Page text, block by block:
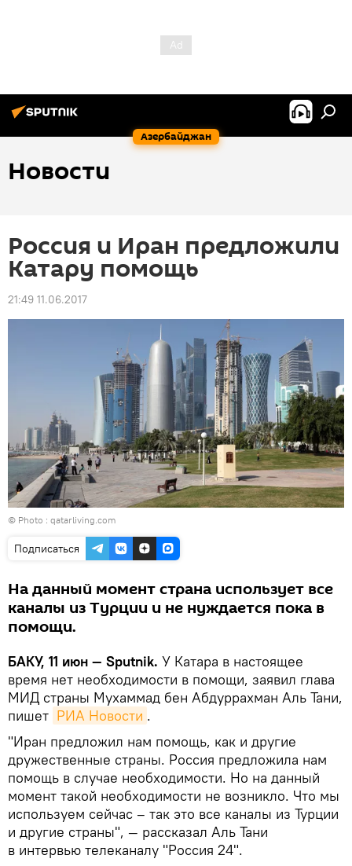
Азербайджан
Новости
Россия и Иран предложили
Катару помощь
21:49 11.06.2017
© Photo : qatarliving.com
Подписаться
На данный момент страна использует все
каналы из Турции и не нуждается пока в
помощи.
БАКУ, 11 июн — Sputnik. У Катара в настоящее
время нет необходимости в помощи, заявил глава
МИД страны Мухаммад бен Абдуррахман Аль Тани,
пишет РИА Новости .
"Иран предложил нам помощь, как и другие
дружественные страны. Россия предложила нам
помощь в случае необходимости. Но на данный
момент такой необходимости не возникло. Что мы
используем сейчас – так это все каналы из Турции
и другие страны", — рассказал Аль Тани
в интервью телеканалу "Россия 24".